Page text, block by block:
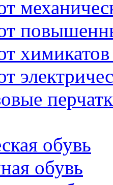
обувь
обувь